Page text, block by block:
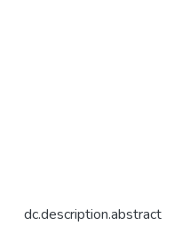
dc.description.abstract